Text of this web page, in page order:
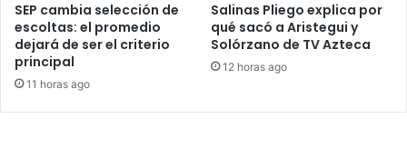
SEP cambia selección de
escoltas: el promedio
dejará de ser el criterio
principal
11 horas ago
Salinas Pliego explica por
qué sacó a Aristegui y
Solórzano de TV Azteca
12 horas ago